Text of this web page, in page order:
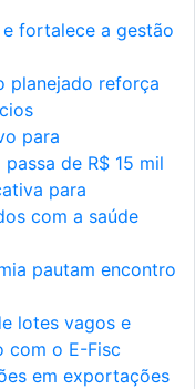
fortalece a gestão
planejado reforça
para
de R$ 15 mil
para
com a saúde
pautam encontro
lotes vagos e
com o E-Fisc
em exportações